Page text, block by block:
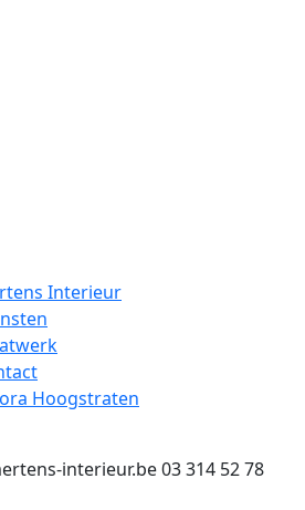
Interieur
Hoogstraten
interieur.be03 314 52 78